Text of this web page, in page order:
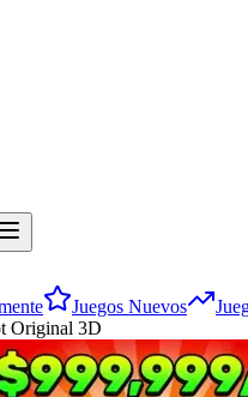
Juegos Nuevos
Original 3D